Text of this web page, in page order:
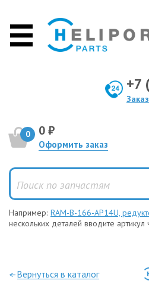
+7
0 0 ₽
Оформить заказ
Например: RAM-B-166-AP14U,
нескольких деталей вводите артикул
—Вернуться в каталог